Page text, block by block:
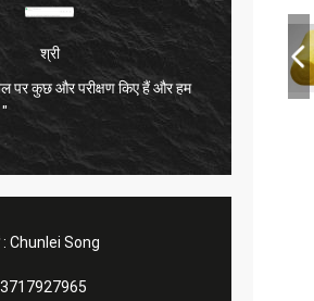
श्री
पर कुछ और परीक्षण किए हैं और हम
बहुत
Chunlei Song